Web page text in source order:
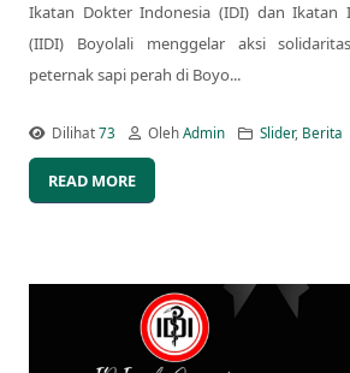
Ikatan Dokter Indonesia (IDI) dan Ikatan
(IIDI) Boyolali menggelar aksi
peternak sapi perah di Boyo...
Dilihat73 OlehAdmin Slider, Berita
READ MORE